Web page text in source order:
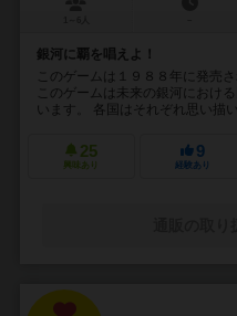
銀河に覇を唱えよ！
このゲームは１９８８年に発売
このゲームは未来の銀河におけ
います。 各国はそれぞれ思い描
25
興味あり
9
経験あり